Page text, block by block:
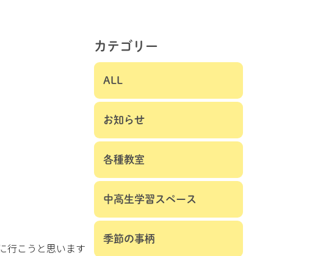
行こうと思います
カテゴリー
ALL
お知らせ
各種教室
中高生学習スペース
季節の事柄